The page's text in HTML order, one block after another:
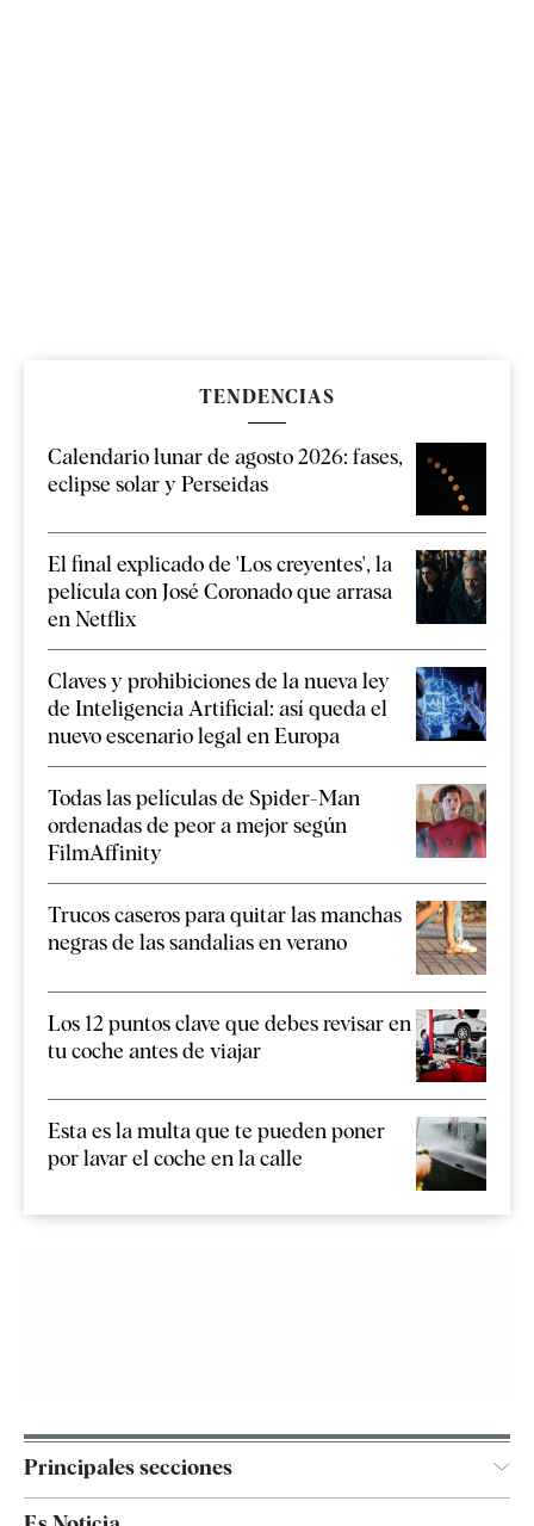
TENDENCIAS
Calendario lunar de agosto 2026: fases,
eclipse solar y Perseidas
El final explicado de 'Los creyentes', la
película con José Coronado que arrasa
en Netflix
Claves y prohibiciones de la nueva ley
de Inteligencia Artificial: así queda el
nuevo escenario legal en Europa
Todas las películas de Spider-Man
ordenadas de peor a mejor según
FilmAffinity
Trucos caseros para quitar las manchas
negras de las sandalias en verano
Los 12 puntos clave que debes revisar en
tu coche antes de viajar
Esta es la multa que te pueden poner
por lavar el coche en la calle
Principales secciones